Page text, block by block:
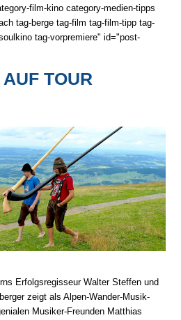
film-kino category-medien-tipps
tag-berge tag-film tag-film-tipp tag-
tag-vorpremiere" id="post-
TOUR
Erfolgsregisseur Walter Steffen und
zeigt als Alpen-Wander-Musik-
Musiker-Freunden Matthias